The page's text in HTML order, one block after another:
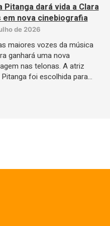
Pitanga dará vida a Clara
em nova cinebiografia
de 2026
maiores vozes da música
ganhará uma nova
nas telonas. A atriz
foi escolhida para…